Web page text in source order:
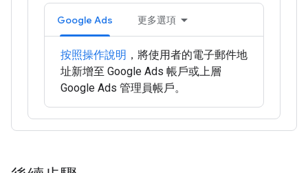
Google Ads 更多選項
按照操作說明 ，將使用者的電子郵件地
址新增至 Google Ads 帳戶或上層
Google Ads 管理員帳戶。